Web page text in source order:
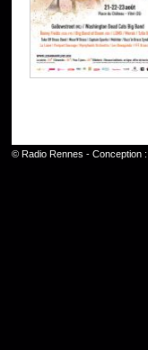
© Radio Rennes - Conception :